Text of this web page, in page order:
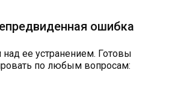
ошибка
ее устранением. Готовы
по любым вопросам: